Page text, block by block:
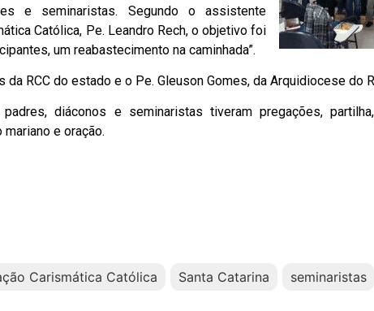
e seminaristas. Segundo o assistente
Católica, Pe. Leandro Rech, o objetivo foi
um reabastecimento na caminhada”.
RCC do estado e o Pe. Gleuson Gomes, da Arquidiocese do
diáconos e seminaristas tiveram pregações,
e oração.
Carismática Católica Santa Catarina seminaristas